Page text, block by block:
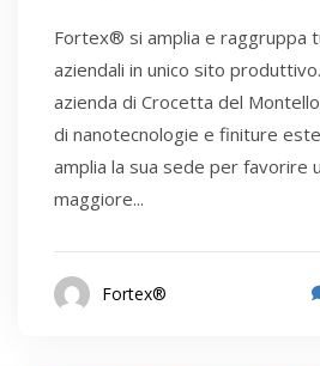
Fortex® si amplia e raggruppa
aziendali in unico sito
azienda di Crocetta del
di nanotecnologie e finiture
amplia la sua sede per favorire
maggiore...
Fortex®